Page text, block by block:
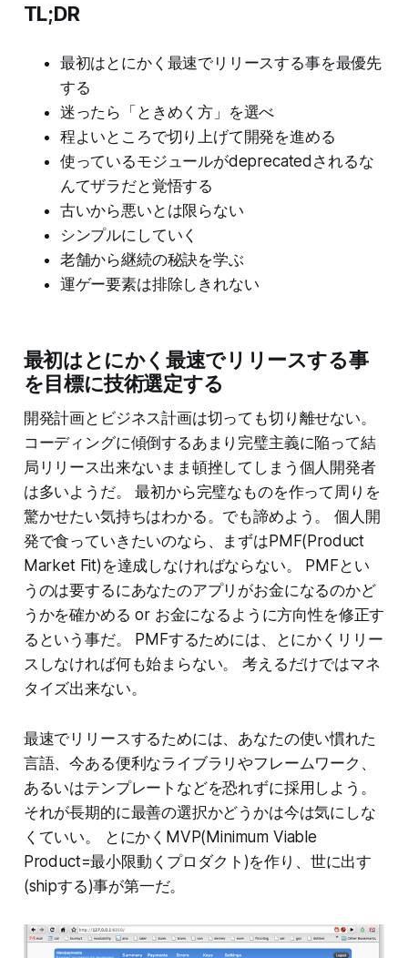
TL;DR
最初はとにかく最速でリリースする事を最優先
する
迷ったら「ときめく方」を選べ
程よいところで切り上げて開発を進める
使っているモジュールがdeprecatedされるな
んてザラだと覚悟する
古いから悪いとは限らない
シンプルにしていく
老舗から継続の秘訣を学ぶ
運ゲー要素は排除しきれない
最初はとにかく最速でリリースする事
を目標に技術選定する
開発計画とビジネス計画は切っても切り離せない。
コーディングに傾倒するあまり完璧主義に陥って結
局リリース出来ないまま頓挫してしまう個人開発者
は多いようだ。 最初から完璧なものを作って周りを
驚かせたい気持ちはわかる。でも諦めよう。 個人開
発で食っていきたいのなら、まずはPMF(Product
Market Fit)を達成しなければならない。 PMFとい
うのは要するにあなたのアプリがお金になるのかど
うかを確かめる or お金になるように方向性を修正す
るという事だ。 PMFするためには、とにかくリリー
スしなければ何も始まらない。 考えるだけではマネ
タイズ出来ない。
最速でリリースするためには、あなたの使い慣れた
言語、今ある便利なライブラリやフレームワーク、
あるいはテンプレートなどを恐れずに採用しよう。
それが長期的に最善の選択かどうかは今は気にしな
くていい。 とにかくMVP(Minimum Viable
Product=最小限動くプロダクト)を作り、世に出す
(shipする)事が第一だ。